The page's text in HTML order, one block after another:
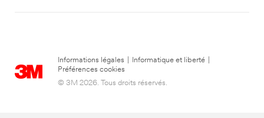
Informations légales Informatique et liberté
Préférences cookies
© 3M 2026. Tous droits réservés.